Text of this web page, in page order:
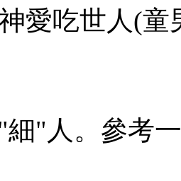
愛吃世人(童
細"人。參考